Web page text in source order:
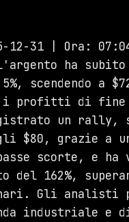
12-31 | Ora:
ha subito
scendendo a
i profitti di fine
un rally,
gli $80, grazie a
scorte, e ha
del 162%,
Gli analisti
industriale e